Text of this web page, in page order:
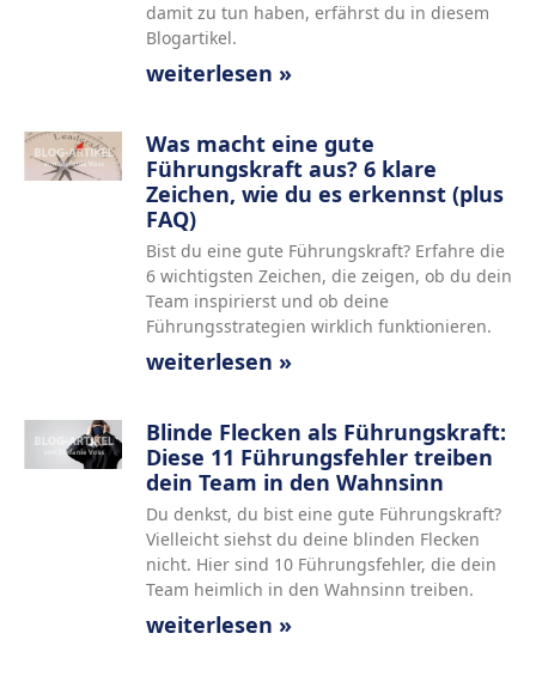
damit zu tun haben, erfährst du in diesem
Blogartikel.
weiterlesen »
Was macht eine gute
Führungskraft aus? 6 klare
Zeichen, wie du es erkennst (plus
FAQ)
Bist du eine gute Führungskraft? Erfahre die
6 wichtigsten Zeichen, die zeigen, ob du dein
Team inspirierst und ob deine
Führungsstrategien wirklich funktionieren.
weiterlesen »
Blinde Flecken als Führungskraft:
Diese 11 Führungsfehler treiben
dein Team in den Wahnsinn
Du denkst, du bist eine gute Führungskraft?
Vielleicht siehst du deine blinden Flecken
nicht. Hier sind 10 Führungsfehler, die dein
Team heimlich in den Wahnsinn treiben.
weiterlesen »